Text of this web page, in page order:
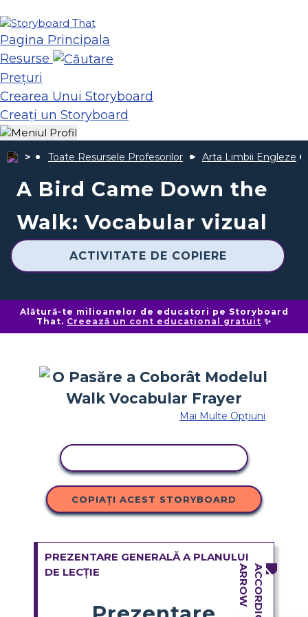
Pagina Principala
Resurse
Prețuri
Crearea Unui Storyboard
Creați un Storyboard
Toate Resursele Profesorilor Arta Limbii Engleze
A Bird Came Down the
Walk: Vocabular vizual
ACTIVITATE DE COPIERE
Alătură-te milioanelor de educatori pe Storyboard
That. Creează un cont educațional gratuit ✨
Mai Multe Opțiuni
COPIAȚI ACEST STORYBOARD
PREZENTARE GENERALĂ A PLANULUI
DE LECȚIE